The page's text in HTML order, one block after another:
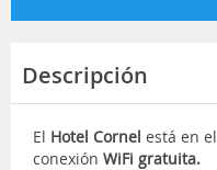
Descripción
El Hotel Cornel está en
conexión WiFi gratuita.